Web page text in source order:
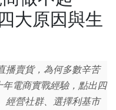
大原因與生
播賣貨，為何多數辛苦
電商實戰經驗，點出四
經營社群、選擇利基市